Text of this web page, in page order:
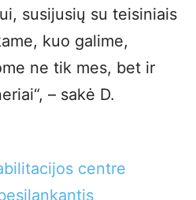
susijusių su teisiniais
kuo galime,
ne tik mes, bet ir
– sakė D.